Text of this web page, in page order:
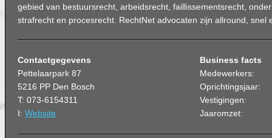
gebied van bestuursrecht, arbeidsrecht, faillissementsrecht,
strafrecht en procesrecht. RechtNet advocaten zijn allround, snel
Contactgegevens
Pettelaarpark 87
5216 PP Den Bosch
T: 073-6154311
I: Website
Business facts
Medewerkers:
Oprichtingsjaar:
Vestigingen:
Jaaromzet: